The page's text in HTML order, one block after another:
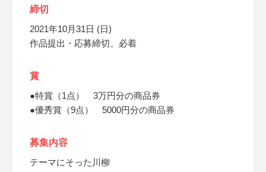
締切
2021年10月31日 (日)
作品提出・応募締切、必着
賞
●特賞（1点） 3万円分の商品券
●優秀賞（9点） 5000円分の商品券
募集内容
テーマにそった川柳